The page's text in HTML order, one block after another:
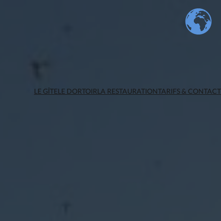
LE GÎTELE DORTOIRLA RESTAURATIONTARIFS & CONTACT